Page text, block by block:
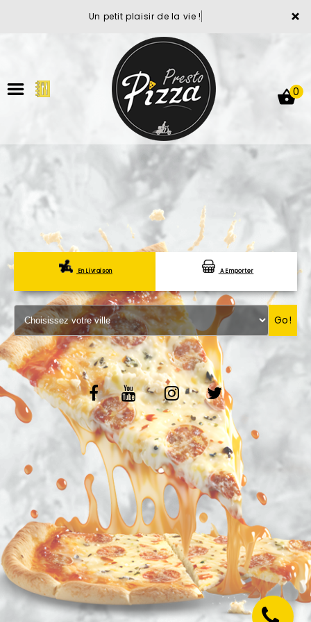
×
Un petit plaisir de la vie !
ACCUEIL
LA CARTE
VOTRE COMPTE
NOTRE RESTAURANT
VOS AVIS
MENTIONS LÉGALES
C.G.V
0
En Livraison A Emporter
Go!